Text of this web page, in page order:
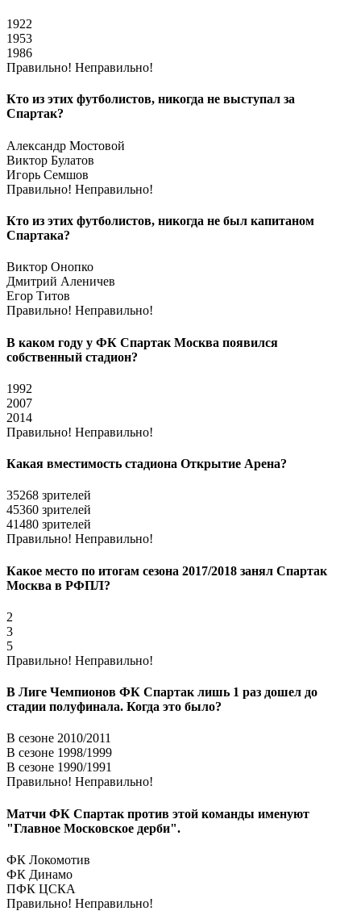
1922
1953
1986
Правильно! Неправильно!
Кто из этих футболистов, никогда не выступал за
Спартак?
Александр Мостовой
Виктор Булатов
Игорь Семшов
Правильно! Неправильно!
Кто из этих футболистов, никогда не был капитаном
Спартака?
Виктор Онопко
Дмитрий Аленичев
Егор Титов
Правильно! Неправильно!
В каком году у ФК Спартак Москва появился
собственный стадион?
1992
2007
2014
Правильно! Неправильно!
Какая вместимость стадиона Открытие Арена?
35268 зрителей
45360 зрителей
41480 зрителей
Правильно! Неправильно!
Какое место по итогам сезона 2017/2018 занял Спартак
Москва в РФПЛ?
2
3
5
Правильно! Неправильно!
В Лиге Чемпионов ФК Спартак лишь 1 раз дошел до
стадии полуфинала. Когда это было?
В сезоне 2010/2011
В сезоне 1998/1999
В сезоне 1990/1991
Правильно! Неправильно!
Матчи ФК Спартак против этой команды именуют
"Главное Московское дерби".
ФК Локомотив
ФК Динамо
ПФК ЦСКА
Правильно! Неправильно!